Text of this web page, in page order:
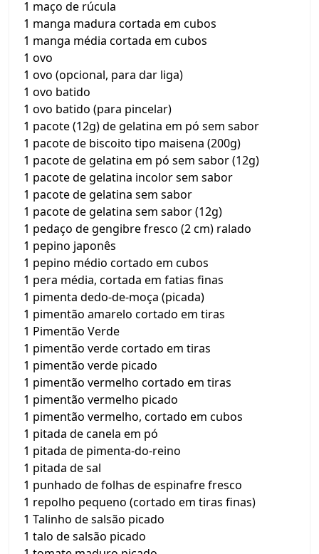
1 maço de rúcula
1 manga madura cortada em cubos
1 manga média cortada em cubos
1 ovo
1 ovo (opcional, para dar liga)
1 ovo batido
1 ovo batido (para pincelar)
1 pacote (12g) de gelatina em pó sem sabor
1 pacote de biscoito tipo maisena (200g)
1 pacote de gelatina em pó sem sabor (12g)
1 pacote de gelatina incolor sem sabor
1 pacote de gelatina sem sabor
1 pacote de gelatina sem sabor (12g)
1 pedaço de gengibre fresco (2 cm) ralado
1 pepino japonês
1 pepino médio cortado em cubos
1 pera média, cortada em fatias finas
1 pimenta dedo-de-moça (picada)
1 pimentão amarelo cortado em tiras
1 Pimentão Verde
1 pimentão verde cortado em tiras
1 pimentão verde picado
1 pimentão vermelho cortado em tiras
1 pimentão vermelho picado
1 pimentão vermelho, cortado em cubos
1 pitada de canela em pó
1 pitada de pimenta-do-reino
1 pitada de sal
1 punhado de folhas de espinafre fresco
1 repolho pequeno (cortado em tiras finas)
1 Talinho de salsão picado
1 talo de salsão picado